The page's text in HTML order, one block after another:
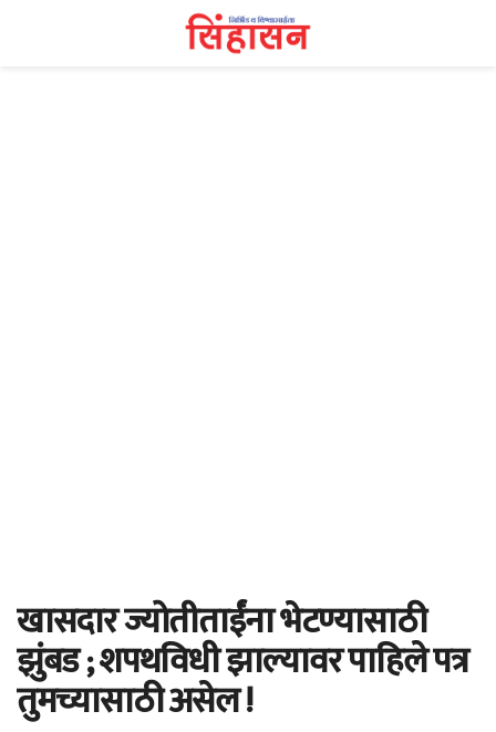
खासदार ज्योतीताईंना भेटण्यासाठी
झुंबड ; शपथविधी झाल्यावर पाहिले पत्र
तुमच्यासाठी असेल !